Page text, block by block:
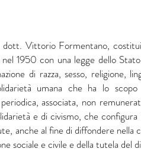
Vittorio Formentano,
1950 con una legge dello
di razza, sesso, religione,
umana che ha lo
associata, non
e di civismo, che
anche al fine di diffondere nella
sociale e civile e della tutela del